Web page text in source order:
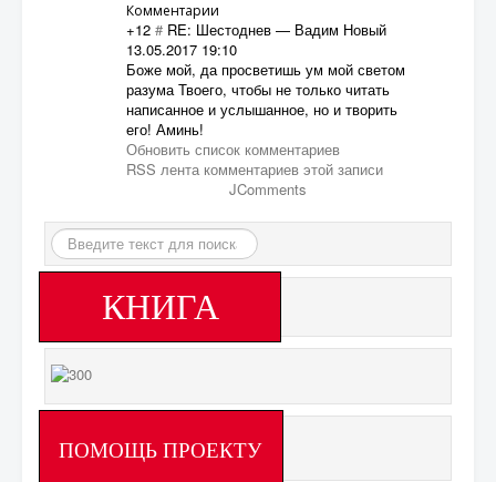
Комментарии
+12 # RE: Шестоднев— Вадим Новый
13.05.2017 19:10
Боже мой, да просветишь ум мой светом
разума Твоего, чтобы не только читать
написанное и услышанное, но и творить
его! Аминь!
Обновить список комментариев
RSS лента комментариев этой записи
JComments
Искать...
КНИГА
ПОМОЩЬ ПРОЕКТУ